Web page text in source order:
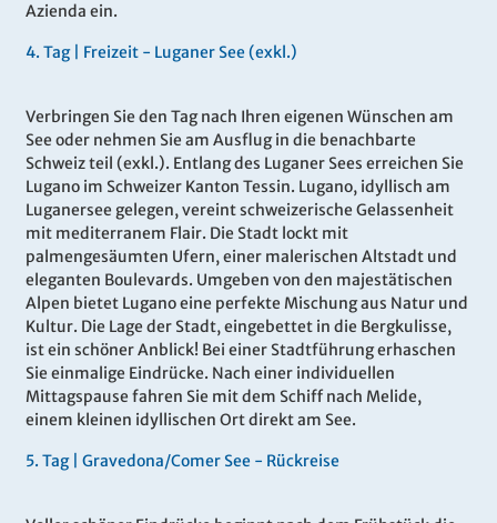
Azienda ein.
4. Tag | Freizeit - Luganer See (exkl.)
Verbringen Sie den Tag nach Ihren eigenen Wünschen am
See oder nehmen Sie am Ausflug in die benachbarte
Schweiz teil (exkl.). Entlang des Luganer Sees erreichen Sie
Lugano im Schweizer Kanton Tessin. Lugano, idyllisch am
Luganersee gelegen, vereint schweizerische Gelassenheit
mit mediterranem Flair. Die Stadt lockt mit
palmengesäumten Ufern, einer malerischen Altstadt und
eleganten Boulevards. Umgeben von den majestätischen
Alpen bietet Lugano eine perfekte Mischung aus Natur und
Kultur. Die Lage der Stadt, eingebettet in die Bergkulisse,
ist ein schöner Anblick! Bei einer Stadtführung erhaschen
Sie einmalige Eindrücke. Nach einer individuellen
Mittagspause fahren Sie mit dem Schiff nach Melide,
einem kleinen idyllischen Ort direkt am See.
5. Tag | Gravedona/Comer See - Rückreise